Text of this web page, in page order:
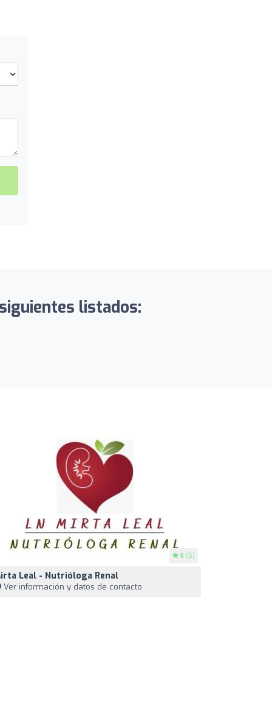
listados:
5 (5)
Leal - Nutrióloga Renal
Ver información y datos de contacto